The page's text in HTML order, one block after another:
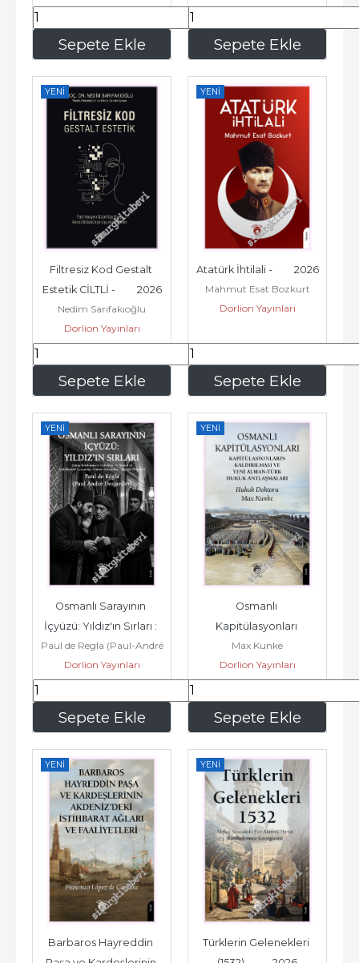
Sepete Ekle
113,10 Sepete Ekle
113,10
YENI
Sepete Ekle
Filtresiz Kod Gestalt
Estetik CİLTLİ -         2026
Nedim Sarıfakıoğlu
Dorlion Yayınları
780,00
YENI
Sepete Ekle
Atatürk İhtilali -         2026
Mahmut Esat Bozkurt
Dorlion Yayınları
253,50
YENI
Sepete Ekle
Osmanlı Sarayının
İçyüzü: Yıldız'ın Sırları :
Saray İstihbaratı ve...
Paul de Regla (Paul-André
Desjardin)
Dorlion Yayınları
175,50
YENI
Sepete Ekle
Osmanlı
Kapitülasyonları
Kapitülasyonların
Kaldırılması ve Yeni...
Max Kunke
Dorlion Yayınları
195,00
YENI
Barbaros Hayreddin
YENI
Türklerin Gelenekleri